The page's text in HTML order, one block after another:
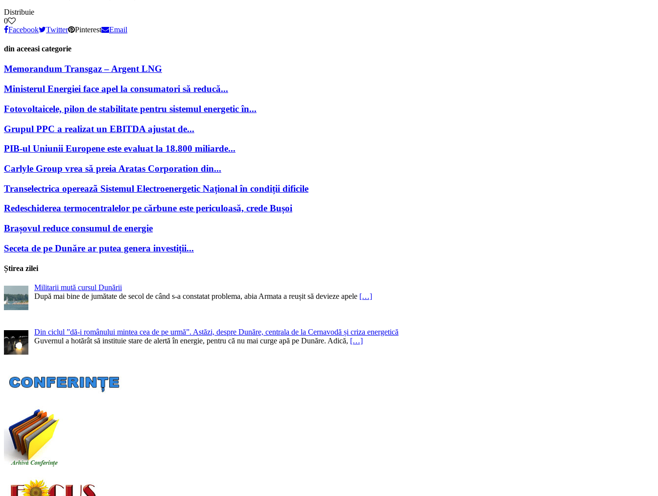
Distribuie
0
Facebook
Twitter Pinterest Email
din aceeasi categorie
Memorandum Transgaz – Argent LNG
Ministerul Energiei face apel la consumatori să reducă...
Fotovoltaicele, pilon de stabilitate pentru sistemul energetic în...
Grupul PPC a realizat un EBITDA ajustat de...
PIB-ul Uniunii Europene este evaluat la 18.800 miliarde...
Carlyle Group vrea să preia Aratas Corporation din...
Transelectrica opereazã Sistemul Electroenergetic Național în condiții dificile
Redeschiderea termocentralelor pe cărbune este periculoasă, crede Bușoi
Brașovul reduce consumul de energie
Seceta de pe Dunăre ar putea genera investiții...
Știrea zilei
Militarii mută cursul Dunării
După mai bine de jumătate de secol de când s-a constatat problema, abia Armata a reușit să devieze apele […]
Din ciclul ”dă-i românului mintea cea de pe urmă”. Astăzi, despre Dunăre, centrala de la Cernavodă și criza energetică
Guvernul a hotărât să instituie stare de alertă în energie, pentru că nu mai curge apă pe Dunăre. Adică, […]